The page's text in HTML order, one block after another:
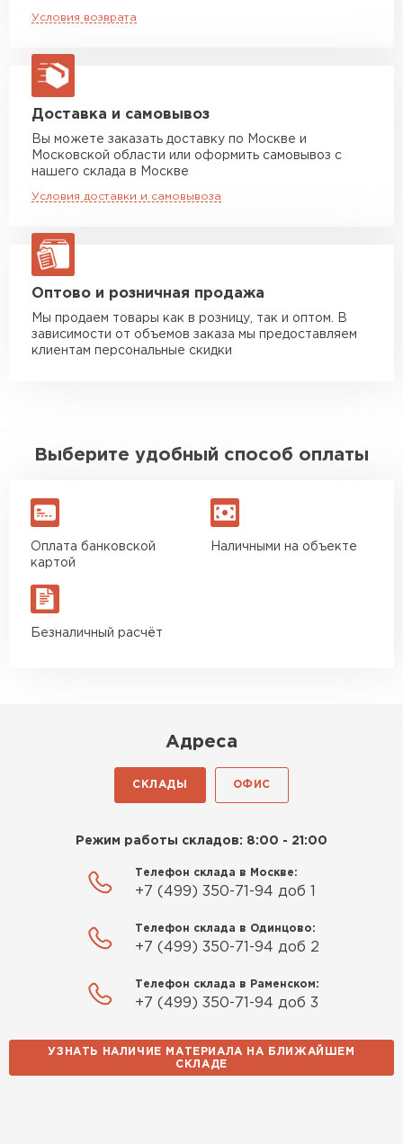
макс. длина груза 6 м
Машина до 10 тн до 37 м3
макс. длина груза 8 м
Машина до 20 тн до 80 м3
Манипулятор до 5 тн
макс. длина груза 6 м
от 7 000 руб
макс. длина груза 8 м
Манипулятор до 20 тн
макс. длина груза 13,5 м
ЗАКАЗАТЬ С ДОСТАВКОЙ
Условия возврата
Доставка и самовывоз
Вы можете заказать доставку по Москве и
Московской области или оформить самовывоз с
нашего склада в Москве
Условия доставки и самовывоза
Оптово и розничная продажа
Мы продаем товары как в розницу, так и оптом. В
зависимости от объемов заказа мы предоставляем
клиентам персональные скидки
Выберите удобный способ оплаты
Оплата банковской
картой
Наличными на объекте
Безналичный расчёт
Адреса
СКЛАДЫ ОФИС
Режим работы складов: 8:00 - 21:00
Телефон склада в Москве:
+7 (499) 350-71-94 доб 1
Телефон склада в Одинцово:
+7 (499) 350-71-94 доб 2
Телефон склада в Раменском:
+7 (499) 350-71-94 доб 3
УЗНАТЬ НАЛИЧИЕ МАТЕРИАЛА НА БЛИЖАЙШЕМ
СКЛАДЕ